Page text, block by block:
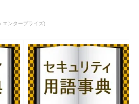
エンタープライズ)